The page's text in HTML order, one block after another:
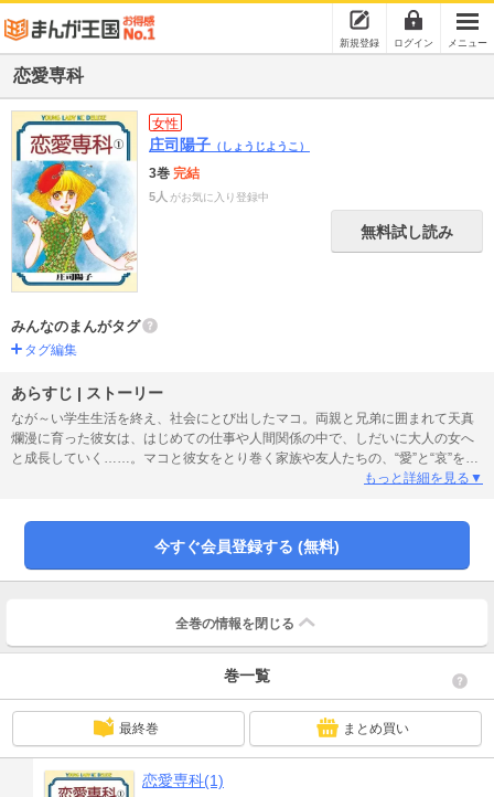
新規登録 ログイン メニュー
恋愛専科
女性
庄司陽子 （しょうじようこ）
3巻 完結
5人 がお気に入り登録中
無料試し読み
みんなのまんがタグ
タグ編集
あらすじ | ストーリー
なが～い学生生活を終え、社会にとび出したマコ。両親と兄弟に囲まれて天真
爛漫に育った彼女は、はじめての仕事や人間関係の中で、しだいに大人の女へ
と成長していく……。マコと彼女をとり巻く家族や友人たちの、“愛”と“哀”を描
もっと詳細を見る▼
今すぐ会員登録する (無料)
全巻の情報を 閉じる
巻一覧
最終巻 まとめ買い
恋愛専科(1)